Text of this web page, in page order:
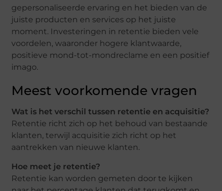
gepersonaliseerde ervaring en het bieden van de
juiste producten en services op het juiste
moment. Investeringen in retentie bieden vele
voordelen, waaronder hogere klantwaarde,
positieve mond-tot-mondreclame en een positief
imago.
Meest voorkomende vragen
Wat is het verschil tussen retentie en acquisitie?
Retentie richt zich op het behoud van bestaande
klanten, terwijl acquisitie zich richt op het
aantrekken van nieuwe klanten.
Hoe meet je retentie?
Retentie kan worden gemeten door te kijken